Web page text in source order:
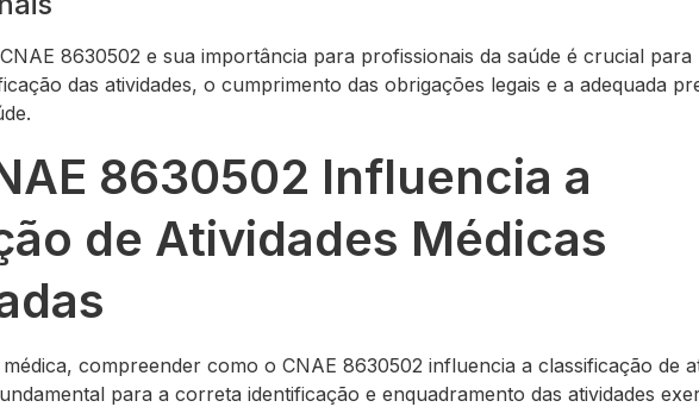
8630502 e sua importância para profissionais da saúde é crucial para
das atividades, o cumprimento das obrigações legais e a adequada
8630502 Influencia a
de Atividades Médicas
compreender como o CNAE 8630502 influencia a classificação de
para a correta identificação e enquadramento das atividades